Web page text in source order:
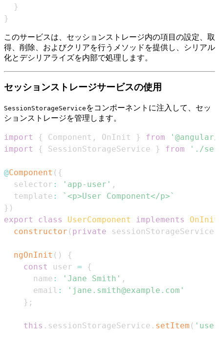
}
}
このサービスは、セッションストレージ内の項目の設定、取
得、削除、およびクリアを行うメソッドを提供し、シリアル
化とデシリアライズを内部で処理します。
セッションストレージサービスの使用
SessionStorageService をコンポーネントに注入して、セッ
ションストレージを管理します。
import { Component , OnInit } from
import
{ SessionStorageService } from './
@Component ( {
  selector
: 'app-user' ,
  template
: ` <p>User Component</p> `
} )
export
class UserComponent implements
OnInit
constructor ( private sessionStorageService
ngOnInit ( )
{
const
user =
{
      name
: 'Jane Smith' ,
      email
:
'jane.smith@example.com'
} ;
this . sessionStorageService . setItem (